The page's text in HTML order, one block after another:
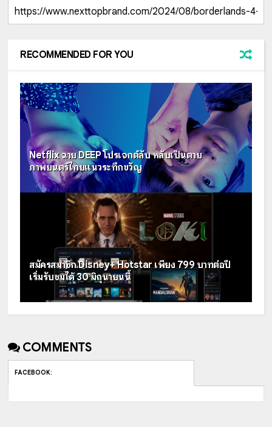
RECOMMENDED FOR YOU
Netflix ฉาย DEEP โปรเจกต์ลับ หลับเป็นตาย
ภาพยนตร์ไทยแนวระทึกขวัญ
สมัครสมาชิก Disney+ Hotstar เพียง 799 บาทต่อปี
เริ่มรับชมได้ 30 มิถุนายนนี้
COMMENTS
FACEBOOK: